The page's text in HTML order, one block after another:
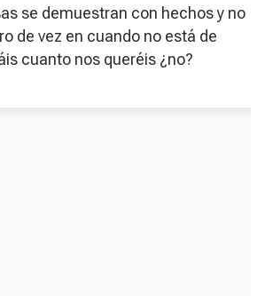
se demuestran con hechos y no
de vez en cuando no está de
cuanto nos queréis ¿no?